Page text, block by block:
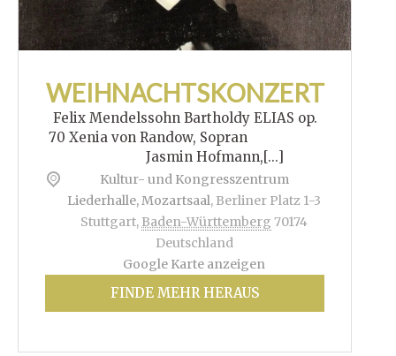
WEIHNACHTSKONZERT
Felix Mendelssohn Bartholdy ELIAS op.
70 Xenia von Randow, Sopran
Jasmin Hofmann,[...]
Kultur- und Kongresszentrum
Liederhalle, Mozartsaal, Berliner Platz 1-3
Stuttgart, Baden-Württemberg 70174
Deutschland
Google Karte anzeigen
FINDE MEHR HERAUS